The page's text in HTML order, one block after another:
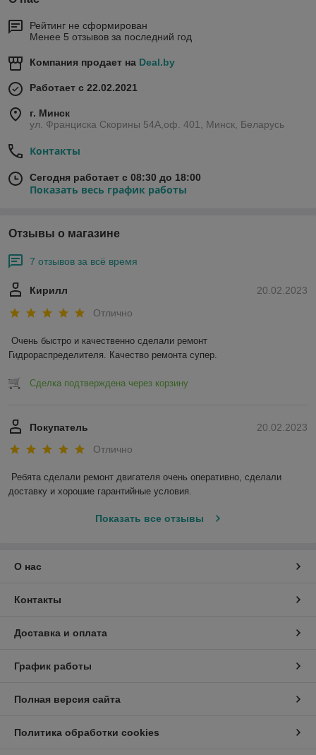
Рейтинг не сформирован
Менее 5 отзывов за последний год
Компания продает на Deal.by
Работает с 22.02.2021
г. Минск
ул. Франциска Скорины 54А,оф. 401, Минск, Беларусь
Контакты
Сегодня работает с 08:30 до 18:00
Показать весь график работы
Отзывы о магазине
7 отзывов за всё время
20.02.2023
Кирилл
Отлично
Очень быстро и качественно сделали ремонт
Гидрораспределителя. Качество ремонта супер.
Сделка подтверждена через корзину
20.02.2023
Покупатель
Отлично
Ребята сделали ремонт двигателя очень оперативно, сделали
доставку и хорошие гарантийные условия.
Показать все отзывы
О нас
Контакты
Доставка и оплата
График работы
Полная версия сайта
Политика обработки cookies